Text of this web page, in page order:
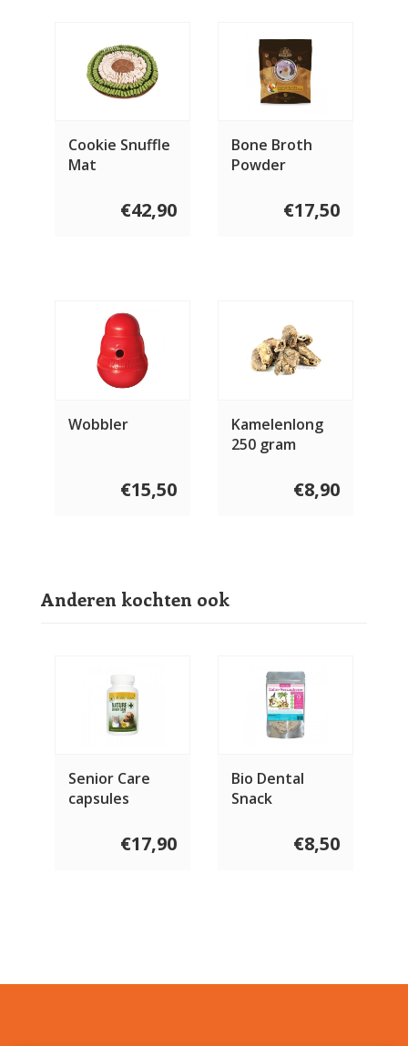
Cookie Snuffle
Mat
€42,90
Bone Broth
Powder
€17,50
Wobbler
€15,50
Kamelenlong
250 gram
€8,90
Anderen kochten ook
Senior Care
capsules
€17,90
Bio Dental
Snack
€8,50